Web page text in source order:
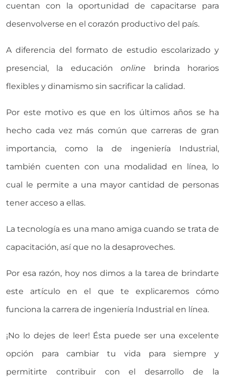
cuentan con la oportunidad de capacitarse para
desenvolverse en el corazón productivo del país.
A diferencia del formato de estudio escolarizado y
presencial, la educaciónonline brinda horarios
flexibles y dinamismo sin sacrificar la calidad.
Por este motivo es que en los últimos años se ha
hecho cada vez más común que carreras de gran
importancia, como la de ingeniería Industrial,
también cuenten con una modalidad en línea, lo
cual le permite a una mayor cantidad de personas
tener acceso a ellas.
La tecnología es una mano amiga cuando se trata de
capacitación, así que no la desaproveches.
Por esa razón, hoy nos dimos a la tarea de brindarte
este artículo en el que te explicaremos cómo
funciona la carrera de ingeniería Industrial en línea.
¡No lo dejes de leer! Ésta puede ser una excelente
opción para cambiar tu vida para siempre y
permitirte contribuir con el desarrollo de la